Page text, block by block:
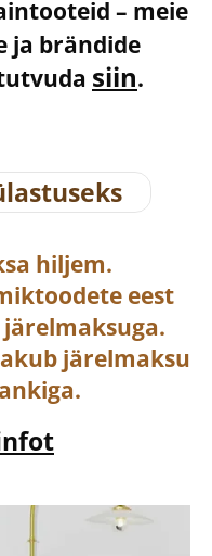
– meie
ja brändide
siin.
hiljem.
eest
järelmaksuga.
järelmaksu